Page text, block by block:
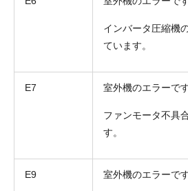
インバータ圧縮機
ています。
E7 室外機のエラーで
ファンモータ不具
す。
E9 室外機のエラーで
折り返しのご連絡
(ご選択ください)